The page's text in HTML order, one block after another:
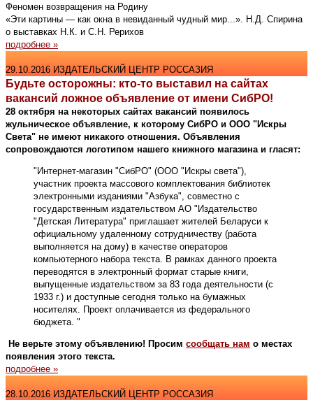
Феномен возвращения на Родину
«Эти картины — как окна в невиданный чудный мир...». Н.Д. Спирина
о выставках Н.К. и С.Н. Рерихов
подробнее »
29.10.2016 ИЗДАТЕЛЬСКИЙ ЦЕНТР РОССАЗИЯ
Будьте осторожны: кто-то выставил на сайтах
вакансий ложное объявление от имени СибРО!
28 октября на некоторых сайтах вакансий появилось
жульническое объявление, к которому СибРО и ООО "Искры
Света" не имеют никакого отношения. Объявления
сопровождаются логотипом нашего книжного магазина и гласят:
"Интернет-магазин "СибРО" (ООО "Искры света"),
участник проекта массового комплектования библиотек
электронными изданиями "Азбука", совместно с
государственным издательством АО "Издательство
"Детская Литература" приглашает жителей Беларуси к
официальному удаленному сотрудничеству (работа
выполняется на дому) в качестве операторов
компьютерного набора текста. В рамках данного проекта
переводятся в электронный формат старые книги,
выпущенные издательством за 83 года деятельности (с
1933 г.) и доступные сегодня только на бумажных
носителях. Проект оплачивается из федерального
бюджета. "
Не верьте этому объявлению! Просим сообщать нам о местах
появления этого текста.
подробнее »
28.10.2016 ИЗДАТЕЛЬСКИЙ ЦЕНТР РОССАЗИЯ